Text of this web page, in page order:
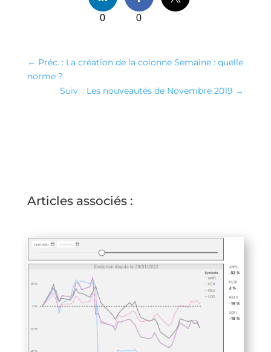
0 0
← Préc. : La création de la colonne Semaine : quelle
norme ?
Suiv. : Les nouveautés de Novembre 2019 →
Articles associés :